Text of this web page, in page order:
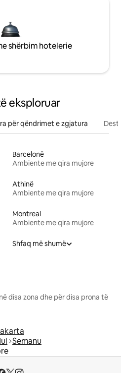
shërbim hotelerie
eksploruar
për qëndrimet e zgjatura
Barcelonë
Ambiente me qira mujore
Athinë
Ambiente me qira mujore
Montreal
Ambiente me qira mujore
Shfaq më shumë
disa zona dhe për disa prona të
Semanu